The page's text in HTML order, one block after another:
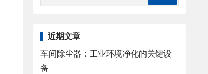
近期文章
车间除尘器：工业环境净化的关键设
备